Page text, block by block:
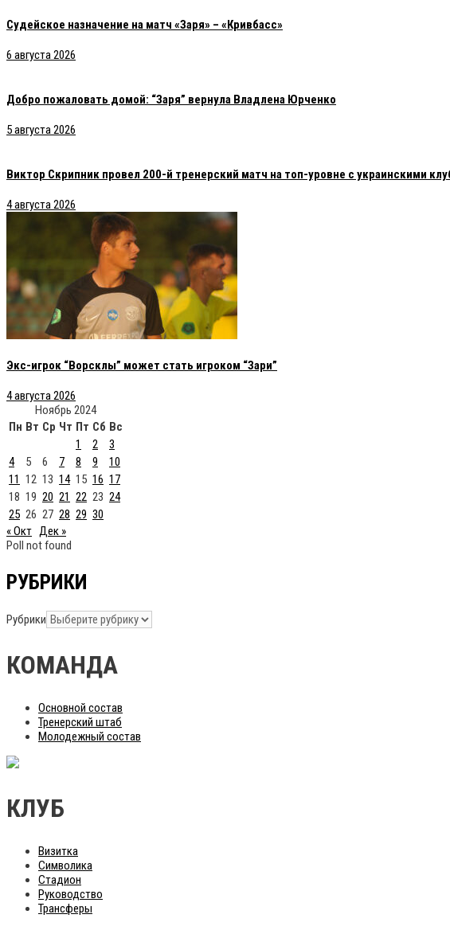
Судейское назначение на матч «Заря» – «Кривбасс»
6 августа 2026
Добро пожаловать домой: “Заря” вернула Владлена Юрченко
5 августа 2026
Виктор Скрипник провел 200-й тренерский матч на топ-уровне с украинскими
4 августа 2026
Экс-игрок “Ворсклы” может стать игроком “Зари”
4 августа 2026
Ноябрь 2024
Пн Вт Ср Чт Пт Сб Вс
1
2
3
4
5 6 7 8 9
10
11 12 13 14 15 16 17
18 19 20 21 22 23 24
25 26 27 28 29 30
« Окт Дек »
Poll not found
РУБРИКИ
Рубрики
КОМАНДА
Основной состав
Тренерский штаб
Молодежный состав
КЛУБ
Визитка
Символика
Стадион
Руководство
Трансферы